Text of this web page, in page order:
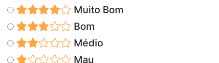
Muito Bom
Bom
Médio
Mau